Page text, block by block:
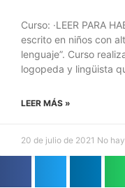
Curso: ·LEER PARA
escrito en niños con
lenguaje”. Curso
logopeda y lingüista
LEER MÁS »
20 de julio de 2021 No